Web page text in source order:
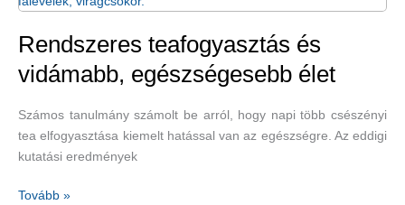
Rendszeres teafogyasztás és
vidámabb, egészségesebb élet
Számos tanulmány számolt be arról, hogy napi több csészényi
tea elfogyasztása kiemelt hatással van az egészségre. Az eddigi
kutatási eredmények
Rendszeres
Tovább »